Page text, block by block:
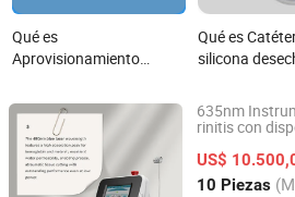
Qué es
Aprovisionamiento
aprobado por ISO/Ce con
aguja
Qué es
silicona
con rayos X
635nm
rinitis con
US$
10 Piezas
Gigaalaser Company Ltd
Hubei, China Desde